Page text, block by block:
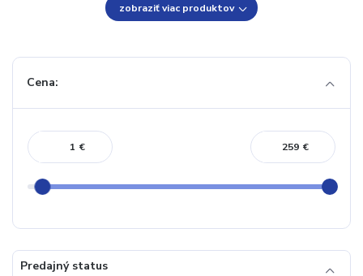
zobraziť viac produktov
Cena:
€ €
Predajný status